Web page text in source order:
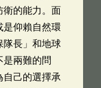
衛的能力。面
是仰賴自然環
隊長」和地球
是兩難的問
自己的選擇承